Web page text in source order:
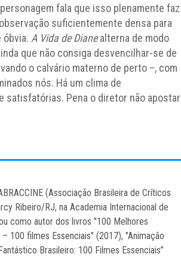
fala que isso plenamente faz
suficientemente densa para
A Vida de Dianealterna de modo
que não consiga desvencilhar-se de
o calvário materno de perto –, com
nós. Há um clima de
satisfatórias. Pena o diretor não apostar
(Associação Brasileira de Críticos
Ribeiro/RJ, na Academia Internacional de
como autor dos livros "100 Melhores
100 filmes Essenciais" (2017), "Animação
Brasileiro: 100 Filmes Essenciais”